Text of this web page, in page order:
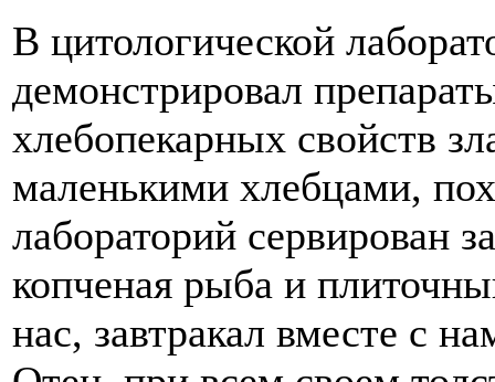
В цитологической
демонстрировал
хлебопекарных свойств
маленькими хлебцами,
лабораторий сервирован
копченая рыба и
нас, завтракал вместе с